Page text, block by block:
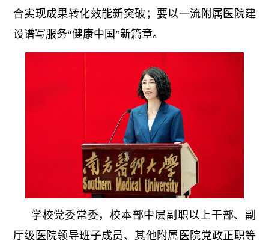
合实现成果转化效能新突破；要以一流附属医院建
设谱写服务“健康中国”新篇章。
学校党委常委，校本部中层副职以上干部、副
厅级医院领导班子成员、其他附属医院党政正职等